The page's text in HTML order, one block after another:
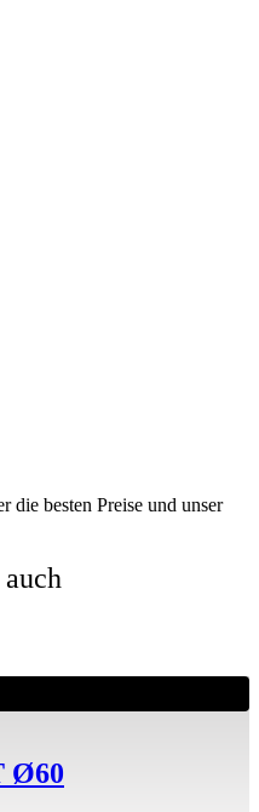
die besten Preise und unser
Ø60